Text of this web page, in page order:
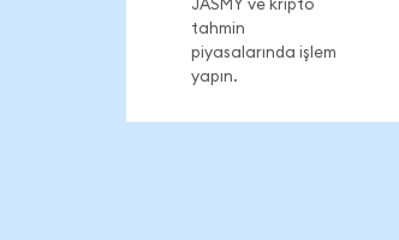
JASMY ve kripto
tahmin
piyasalarında işlem
yapın.